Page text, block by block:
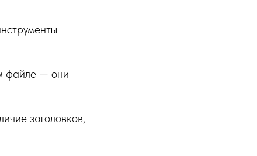
файле — они
заголовков,